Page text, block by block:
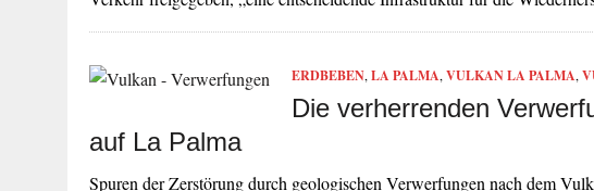
ERDBEBEN, LA PALMA, VULKAN LA PALMA,
Die verherrenden
auf La Palma
Spuren der Zerstörung durch geologischen Verwerfungen nach dem